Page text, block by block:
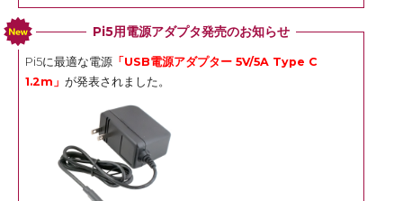
Pi5用電源アダプタ発売のお知らせ
Pi5に最適な電源 「USB電源アダプター 5V/5A Type C
1.2m」 が発表されました。